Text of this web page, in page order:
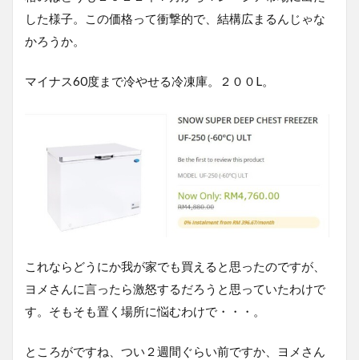
した様子。この価格って衝撃的で、結構広まるんじゃな
かろうか。
マイナス60度まで冷やせる冷凍庫。２００L。
これならどうにか我が家でも買えると思ったのですが、
ヨメさんに言ったら激怒するだろうと思っていたわけで
す。そもそも置く場所に悩むわけで・・・。
ところがですね、つい２週間ぐらい前ですか、ヨメさん